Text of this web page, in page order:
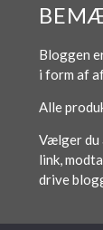
Bloggen
i form af
Alle
Vælger du
link,
drive